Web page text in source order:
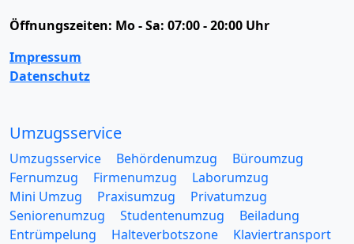
Öffnungszeiten: Mo - Sa: 07:00 - 20:00 Uhr
Impressum
Datenschutz
Umzugsservice
Umzugsservice Behördenumzug
Büroumzug
Fernumzug
Firmenumzug
Laborumzug
Mini Umzug
Praxisumzug
Privatumzug
Seniorenumzug
Studentenumzug
Beiladung
Entrümpelung
Halteverbotszone
Klaviertransport